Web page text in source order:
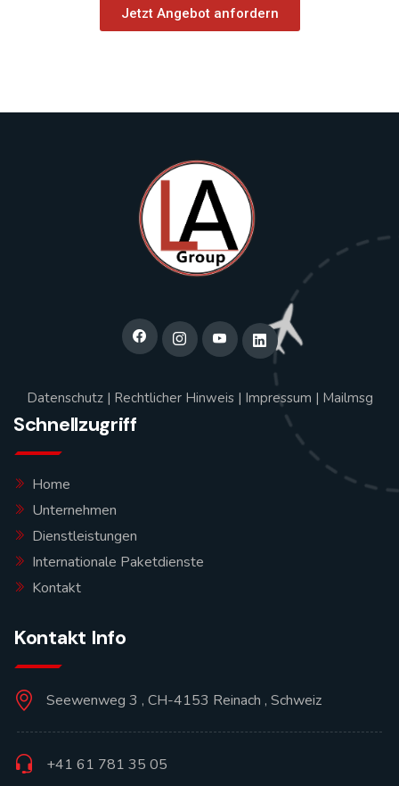
Jetzt Angebot anfordern
Datenschutz| Rechtlicher Hinweis| Impressum | Mailmsg
Schnellzugriff
Home
Unternehmen
Dienstleistungen
Internationale Paketdienste
Kontakt
Kontakt Info
Seewenweg 3 , CH-4153 Reinach , Schweiz
+41 61 781 35 05